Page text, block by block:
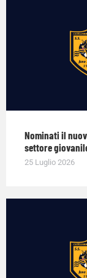
Nominati il
settore
25 Luglio 2026